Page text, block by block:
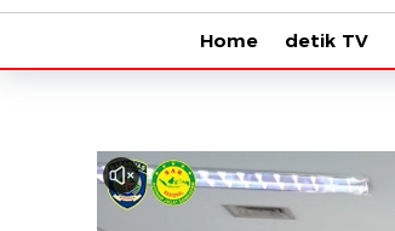
Home detik TV